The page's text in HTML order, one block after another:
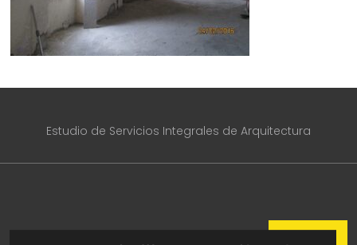
Estudio de Servicios Integrales de Arquitectura